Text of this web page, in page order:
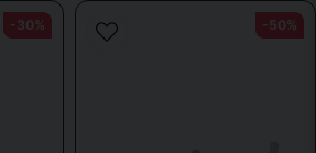
-30% -50%